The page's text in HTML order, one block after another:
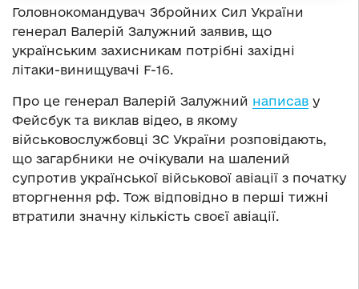
Головнокомандувач Збройних Сил України
генерал Валерій Залужний заявив, що
українським захисникам потрібні західні
літаки-винищувачі F-16.
Про це генерал Валерій Залужний написав у
Фейсбук та виклав відео, в якому
військовослужбовці ЗС України розповідають,
що загарбники не очікували на шалений
супротив української військової авіації з початку
вторгнення рф. Тож відповідно в перші тижні
втратили значну кількість своєї авіації.